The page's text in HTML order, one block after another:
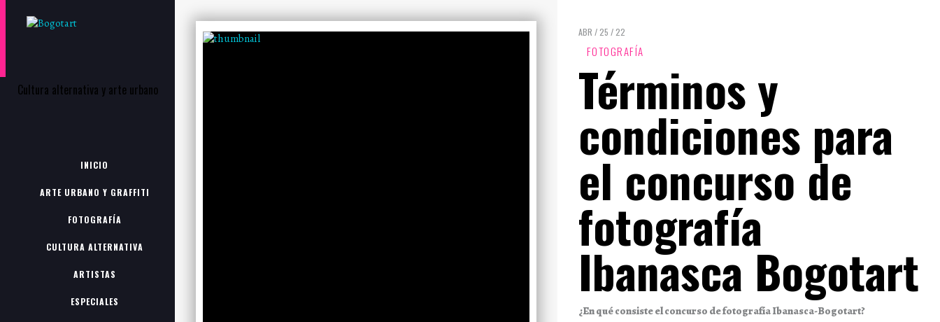
Cultura alternativa y arte urbano
INICIO
ARTE URBANO Y GRAFFITI
FOTOGRAFÍA
CULTURA ALTERNATIVA
ARTISTAS
ESPECIALES
ABR / 25 / 22
FOTOGRAFÍA
Términos y
condiciones para
el concurso de
fotografía
Ibanasca Bogotart
¿En qué consiste el concurso de fotografía Ibanasca-Bogotart?